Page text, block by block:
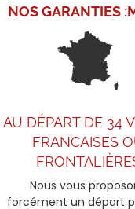
NOS GARANTIES :
AU DÉPART DE 34
FRANCAISES
Nous vous
forcément un départ